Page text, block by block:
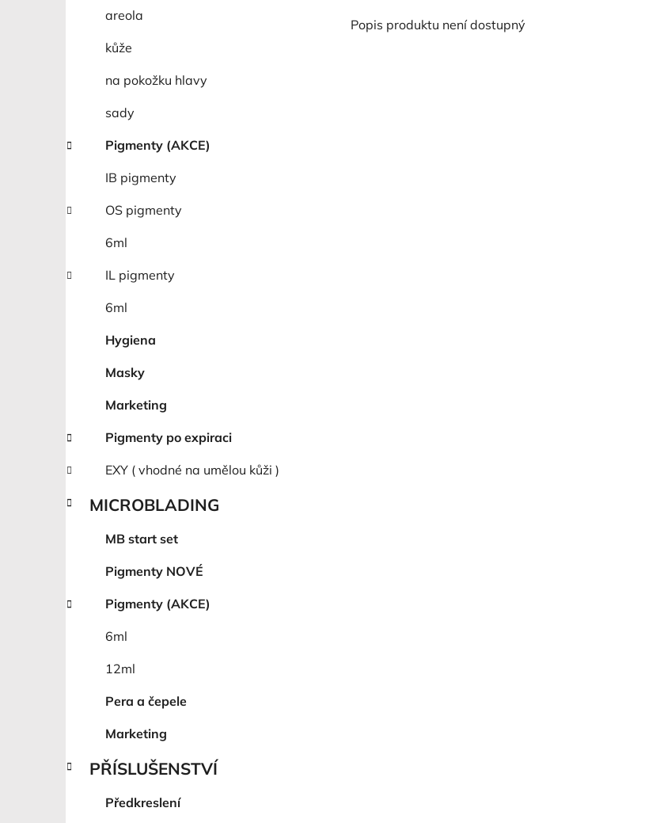
areola
kůže
na pokožku hlavy
sady
Pigmenty (AKCE)
IB pigmenty
OS pigmenty
6ml
IL pigmenty
6ml
Hygiena
Masky
Marketing
Pigmenty po expiraci
EXY ( vhodné na umělou kůži )
MICROBLADING
MB start set
Pigmenty NOVÉ
Pigmenty (AKCE)
6ml
12ml
Pera a čepele
Marketing
PŘÍSLUŠENSTVÍ
Předkreslení
Popis produktu není dostupný